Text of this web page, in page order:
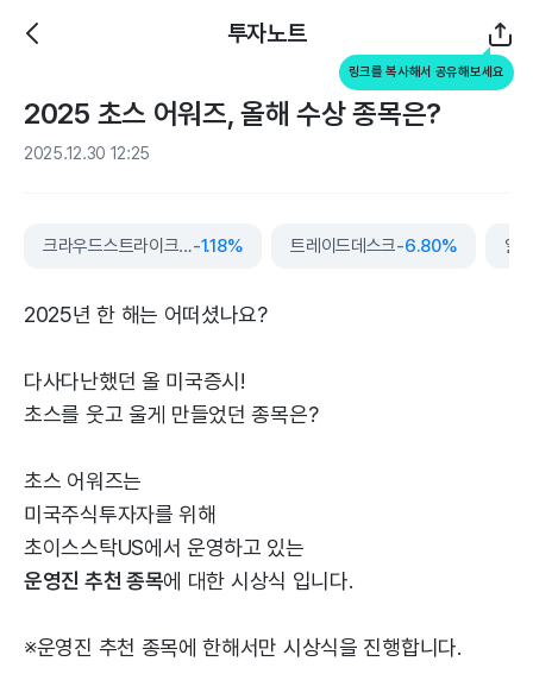
투자노트
링크를 복사해서 공유해보세요
2025 초스 어워즈, 올해 수상 종목은?
2025.12.30 12:25
크라우드스트라이크홀딩스-1.18% 트레이드데스크-6.80% 알
2025년 한 해는 어떠셨나요?
다사다난했던 올 미국증시!
초스를 웃고 울게 만들었던 종목은?
초스 어워즈는
미국주식투자자를 위해
초이스스탁US에서 운영하고 있는
운영진 추천 종목에 대한 시상식 입니다.
※운영진 추천 종목에 한해서만 시상식을 진행합니다.